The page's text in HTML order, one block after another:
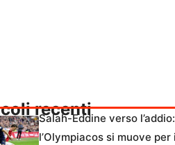
recenti
Salah-Eddine verso l’addio:
l’Olympiacos si muove per